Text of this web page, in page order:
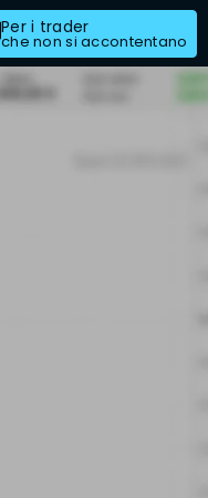
Per i trader
che non si accontentano